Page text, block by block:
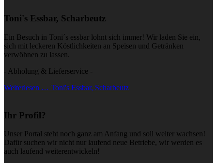
Toni's Essbar, Scharbeutz
Ein Besuch in Toni´s essbar lohnt sich immer! Wir laden Sie ein,
sich mit leckeren Köstlichkeiten an Speisen und Getränken
verwöhnen zu lassen.
- Abholung & Lieferservice -
Weiterlesen … Toni's Essbar, Scharbeutz
Ihr Profil?
Unser Portal steht noch ganz am Anfang und soll weiter wachsen!
Dafür suchen wir nicht nur laufend neue Betriebe, wir werden es
auch laufend weiterentwickeln!